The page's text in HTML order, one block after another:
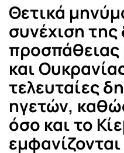
Θετικά
συνέχιση
και
τελευταίες
ηγετών,
όσο και το